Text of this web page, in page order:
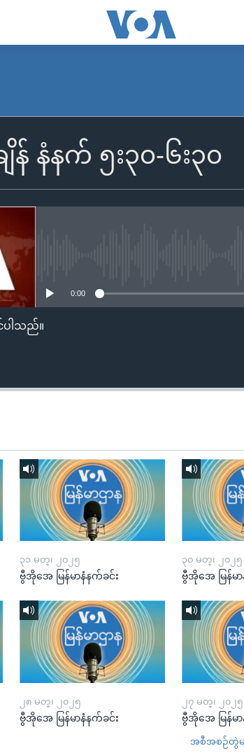
Apple Podcasts
Spotify
ျိန် နံနက် ၅း၃၀-၆း၃၀
0:00
ပါသည်။
၃၁ မတ္၊ ၂၀၂၅
ဗွီအိုအေ မြန်မာနံနက်ခင်း
၃၀ မတ္၊ ၂၀၂၅
ဗွီအိုအေ မြန်မ
၂၈ မတ္၊ ၂၀၂၅
ဗွီအိုအေ မြန်မာနံနက်ခင်း
၂၇ မတ္၊ ၂၀၂၅
ဗွီအိုအေ မြန်မ
အစီအစဉ်တွဲမ